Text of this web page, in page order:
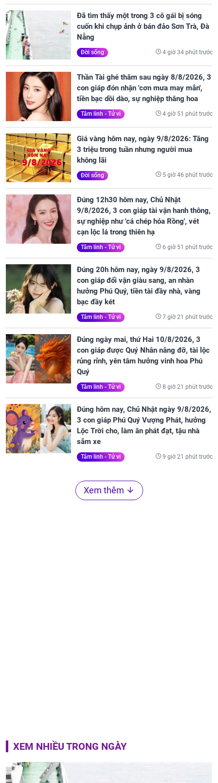
Đã tìm thấy một trong 3 cô gái bị sóng
cuốn khi chụp ảnh ở bán đảo Sơn Trà, Đà
Nẵng
Đời sống 4 giờ 34 phút trước
Thần Tài ghé thăm sau ngày 8/8/2026, 3
con giáp đón nhận 'cơn mưa may mắn',
tiền bạc dồi dào, sự nghiệp thăng hoa
Tâm linh - Tử vi 4 giờ 51 phút trước
Giá vàng hôm nay, ngày 9/8/2026: Tăng
3 triệu trong tuần nhưng người mua
không lãi
Đời sống 5 giờ 46 phút trước
Đúng 12h30 hôm nay, Chủ Nhật
9/8/2026, 3 con giáp tài vận hanh thông,
sự nghiệp như 'cá chép hóa Rồng', vét
cạn lộc lá trong thiên hạ
Tâm linh - Tử vi 6 giờ 51 phút trước
Đúng 20h hôm nay, ngày 9/8/2026, 3
con giáp đổi vận giàu sang, an nhàn
hưởng Phú Quý, tiền tài đầy nhà, vàng
bạc đầy két
Tâm linh - Tử vi 7 giờ 21 phút trước
Đúng ngày mai, thứ Hai 10/8/2026, 3
con giáp được Quý Nhân nâng đỡ, tài lộc
rủng rỉnh, yên tâm hưởng vinh hoa Phú
Quý
Tâm linh - Tử vi 8 giờ 21 phút trước
Đúng hôm nay, Chủ Nhật ngày 9/8/2026,
3 con giáp Phú Quý Vượng Phát, hưởng
Lộc Trời cho, làm ăn phát đạt, tậu nhà
sắm xe
Tâm linh - Tử vi 9 giờ 21 phút trước
Xem thêm
XEM NHIỀU TRONG NGÀY